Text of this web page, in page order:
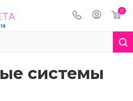
0
системы